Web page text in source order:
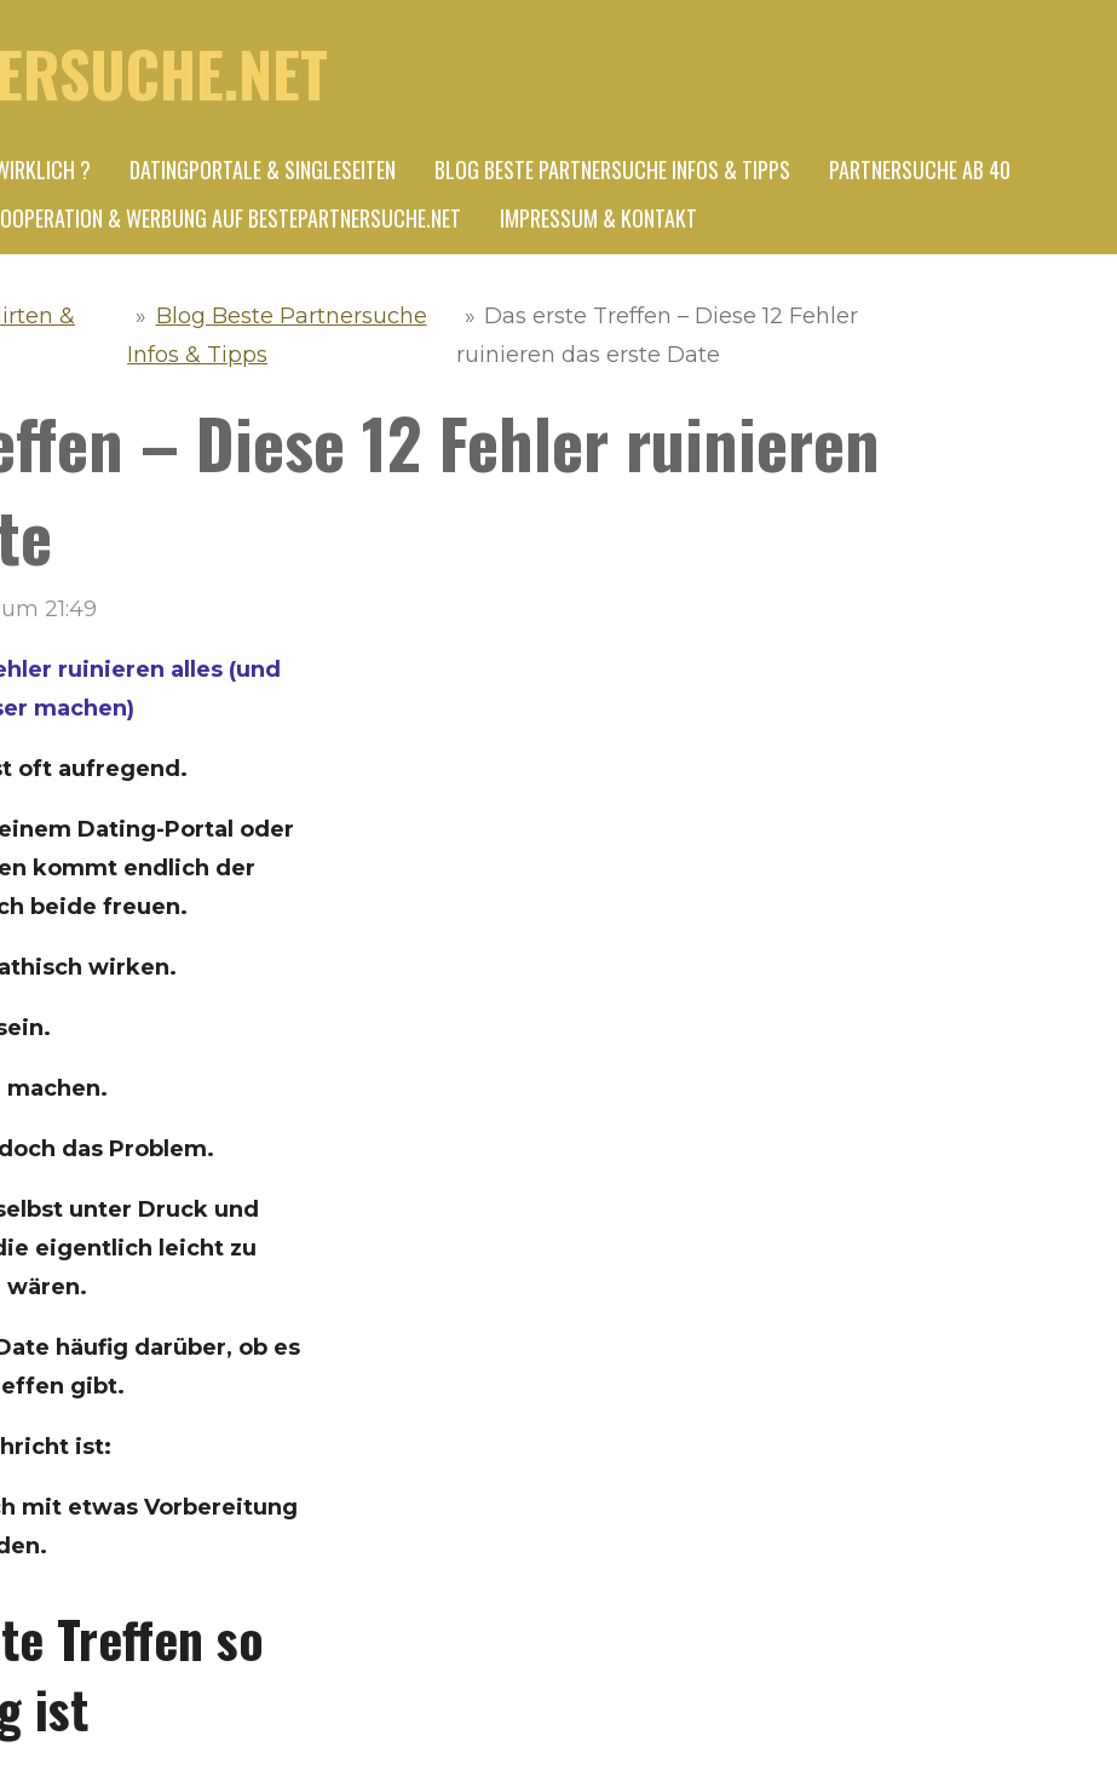
? DATINGPORTALE & SINGLESEITEN BLOG BESTE PARTNERSUCHE INFOS & TIPPS
PARTNERSUCHE AB 40
& WERBUNG AUF BESTEPARTNERSUCHE.NET IMPRESSUM & KONTAKT
&
» Blog Beste Partnersuche
Infos & Tipps
» Das erste Treffen – Diese 12 Fehler
ruinieren das erste Date
– Diese 12 Fehler ruinieren
21:49
ruinieren alles (und
machen)
oft aufregend.
Dating-Portal oder
kommt endlich der
beide freuen.
wirken.
machen.
das Problem.
unter Druck und
eigentlich leicht zu
häufig darüber, ob es
gibt.
ist:
mit etwas Vorbereitung
Treffen so
ist